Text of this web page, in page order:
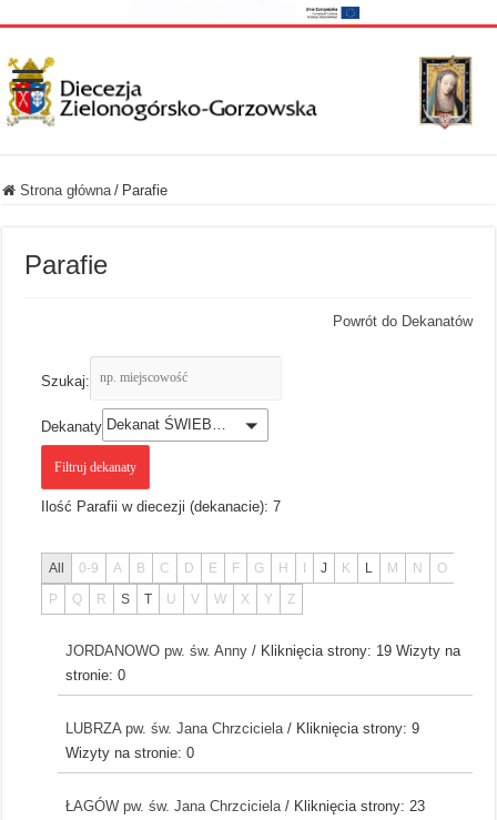
Strona główna / Parafie
Parafie
Powrót do Dekanatów
Szukaj:
Dekanaty Dekanat ŚWIEBODZIN – NMP KRÓLOWEJ POLSKI
Ilość Parafii w diecezji (dekanacie):7
All 0-9 A B C D E F G H J K M N O
P Q R S T U V W X Y Z
JORDANOWO pw. św. Anny / Kliknięcia strony: 19 Wizyty na
stronie: 0
LUBRZA pw. św. Jana Chrzciciela / Kliknięcia strony: 9
Wizyty na stronie: 0
ŁAGÓW pw. św. Jana Chrzciciela / Kliknięcia strony: 23